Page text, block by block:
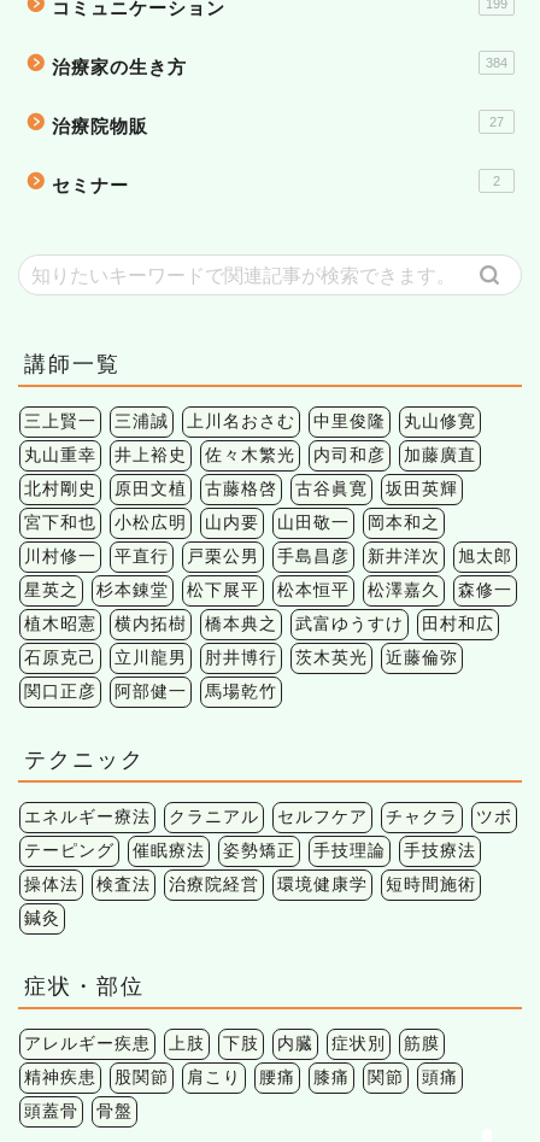
コミュニケーション 199
治療家の生き方 384
治療院物販 27
セミナー 2
講師一覧
三上賢一 三浦誠 上川名おさむ 中里俊隆
丸山修寛
丸山重幸
井上裕史 佐々木繁光 内司和彦
加藤廣直
北村剛史
原田文植 古藤格啓 古谷眞寛
坂田英輝
宮下和也
小松広明 山内要 山田敬一
岡本和之
川村修一
平直行 戸栗公男 手島昌彦 新井洋次
旭太郎
星英之
杉本錬堂 松下展平 松本恒平 松澤嘉久
森修一
植木昭憲
横内拓樹 橋本典之 武富ゆうすけ
田村和広
石原克己
立川龍男 肘井博行 茨木英光
近藤倫弥
関口正彦
阿部健一 馬場乾竹
テクニック
エネルギー療法 クラニアル セルフケア チャクラ
ツボ
テーピング
催眠療法 姿勢矯正 手技理論
手技療法
操体法
検査法 治療院経営 環境健康学
短時間施術
鍼灸
症状・部位
アレルギー疾患 上肢 下肢 内臓 症状別
筋膜
精神疾患
股関節 肩こり 腰痛 膝痛 関節
頭痛
頭蓋骨
骨盤